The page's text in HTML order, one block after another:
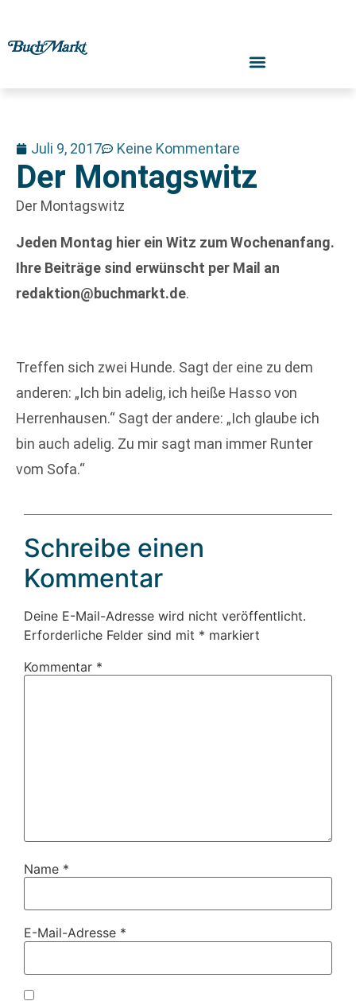
Juli 9, 2017 Keine Kommentare
Der Montagswitz
Der Montagswitz
Jeden Montag hier ein Witz zum Wochenanfang.
Ihre Beiträge sind erwünscht per Mail an
redaktion@buchmarkt.de.
Treffen sich zwei Hunde. Sagt der eine zu dem
anderen: „Ich bin adelig, ich heiße Hasso von
Herrenhausen.“ Sagt der andere: „Ich glaube ich
bin auch adelig. Zu mir sagt man immer Runter
vom Sofa.“
Schreibe einen
Kommentar
Deine E-Mail-Adresse wird nicht veröffentlicht.
Erforderliche Felder sind mit * markiert
Kommentar *
Name *
E-Mail-Adresse *